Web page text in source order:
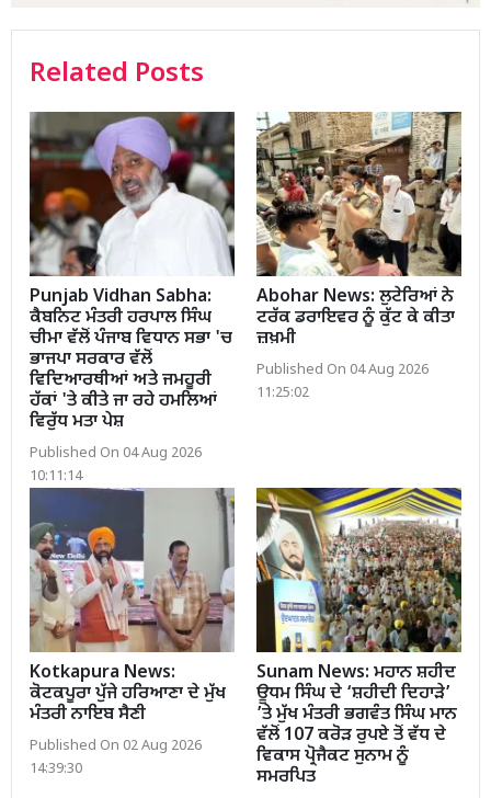
Related Posts
Punjab Vidhan Sabha:
ਕੈਬਨਿਟ ਮੰਤਰੀ ਹਰਪਾਲ ਸਿੰਘ
ਚੀਮਾ ਵੱਲੋਂ ਪੰਜਾਬ ਵਿਧਾਨ ਸਭਾ 'ਚ
ਭਾਜਪਾ ਸਰਕਾਰ ਵੱਲੋਂ
ਵਿਦਿਆਰਥੀਆਂ ਅਤੇ ਜਮਹੂਰੀ
ਹੱਕਾਂ 'ਤੇ ਕੀਤੇ ਜਾ ਰਹੇ ਹਮਲਿਆਂ
ਵਿਰੁੱਧ ਮਤਾ ਪੇਸ਼
Published On 04 Aug 2026
10:11:14
Abohar News: ਲੁਟੇਰਿਆਂ ਨੇ
ਟਰੱਕ ਡਰਾਇਵਰ ਨੂੰ ਕੁੱਟ ਕੇ ਕੀਤਾ
ਜ਼ਖ਼ਮੀ
Published On 04 Aug 2026
11:25:02
Kotkapura News:
ਕੋਟਕਪੂਰਾ ਪੁੱਜੇ ਹਰਿਆਣਾ ਦੇ ਮੁੱਖ
ਮੰਤਰੀ ਨਾਇਬ ਸੈਣੀ
Published On 02 Aug 2026
14:39:30
Sunam News: ਮਹਾਨ ਸ਼ਹੀਦ
ਊਧਮ ਸਿੰਘ ਦੇ ‘ਸ਼ਹੀਦੀ ਦਿਹਾੜੇ’
’ਤੇ ਮੁੱਖ ਮੰਤਰੀ ਭਗਵੰਤ ਸਿੰਘ ਮਾਨ
ਵੱਲੋਂ 107 ਕਰੋੜ ਰੁਪਏ ਤੋਂ ਵੱਧ ਦੇ
ਵਿਕਾਸ ਪ੍ਰੋਜੈਕਟ ਸੁਨਾਮ ਨੂੰ
ਸਮਰਪਿਤ